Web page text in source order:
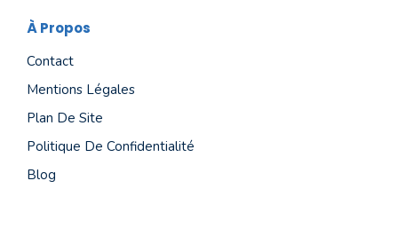
À Propos
Contact
Mentions Légales
Plan De Site
Politique De Confidentialité
Blog